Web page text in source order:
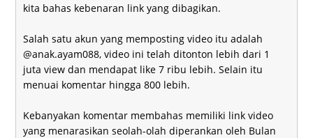
kita bahas kebenaran link yang dibagikan.
Salah satu akun yang memposting video itu adalah
@anak.ayam088, video ini telah ditonton lebih dari 1
juta view dan mendapat like 7 ribu lebih. Selain itu
menuai komentar hingga 800 lebih.
Kebanyakan komentar membahas memiliki link video
yang menarasikan seolah-olah diperankan oleh Bulan